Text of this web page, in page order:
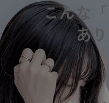
こんな
あ